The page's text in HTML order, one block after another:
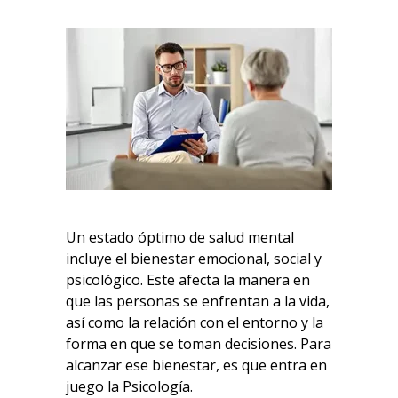
Un estado óptimo de salud mental
incluye el bienestar emocional, social y
psicológico. Este afecta la manera en
que las personas se enfrentan a la vida,
así como la relación con el entorno y la
forma en que se toman decisiones. Para
alcanzar ese bienestar, es que entra en
juego la Psicología.